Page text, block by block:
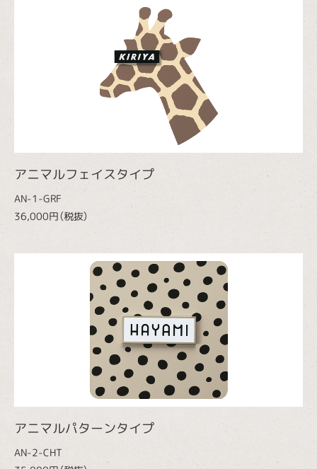
アニマルフェイスタイプ
AN-1-GRF
36,000円（税抜）
アニマルパターンタイプ
AN-2-CHT